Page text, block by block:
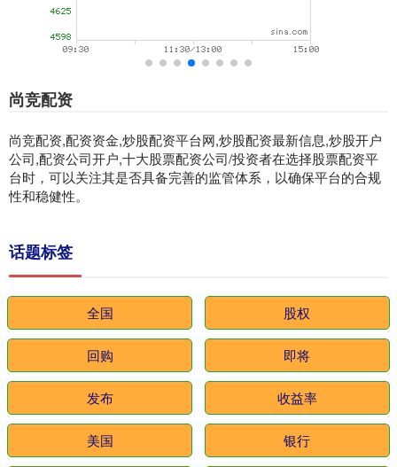
尚竞配资
尚竞配资,配资资金,炒股配资平台网,炒股配资最新信息,炒股开户
公司,配资公司开户,十大股票配资公司/投资者在选择股票配资平
台时，可以关注其是否具备完善的监管体系，以确保平台的合规
性和稳健性。
话题标签
全国 股权
回购 即将
发布 收益率
美国 银行